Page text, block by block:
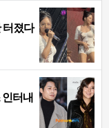
터졌다
인터내